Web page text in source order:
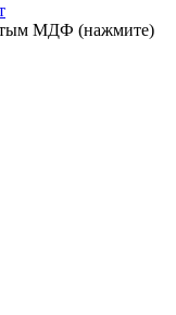
МДФ (нажмите)